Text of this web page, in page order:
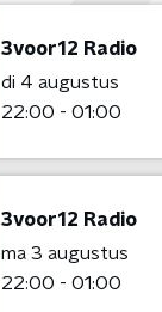
3voor12 Radio
di 4 augustus
22:00 - 01:00
3voor12 Radio
ma 3 augustus
22:00 - 01:00